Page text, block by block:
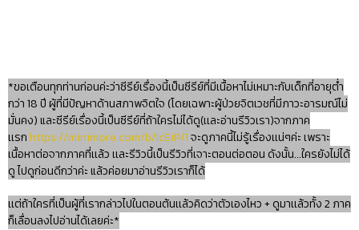
*ขอเตือนทุกท่านก่อนค่ะว่าซีรีย์เรื่องนี้เป็นซีรีย์ที่มีเนื้อหาไม่เหมาะกับเด็กที่อายุต่ำ
กว่า 18 ปี ผู้ที่มีปัญหาด้านสภาพจิตใจ (โดยเฉพาะผู้ป่วยจิตเวชที่มีภาวะอารมณ์ไม่
มั่นคง) และซีรีย์เรื่องนี้เป็นซีรีย์ที่ถ้าใครไม่ได้ดู(เเละอ่านรีวิวเรา)จากภาค
เเรกhttps://minimore.com/b/IcEiP/1จะดูภาคนี้ไม่รู้เรื่องเเน่ๆค่ะ เพราะ
เนื้อหาต่อจากภาคที่เเล้ว เเละรีวิวนี้เป็นรีวิวที่เจาะตอนต่อตอน ดังนั้น...ใครยังไม่ได้
ดู ไปดูก่อนดีกว่าค่ะ แล้วค่อยมาอ่านรีวิวเราก็ได้
เเต่ถ้าใครที่เป็นผู้ที่เรากล่าวไปในตอนต้นเเล้วคิดว่าตัวเองไหว + ดูมาเเล้วทั้ง 2 ภาค
ก็เลื่อนลงไปอ่านได้เลยค่ะ*